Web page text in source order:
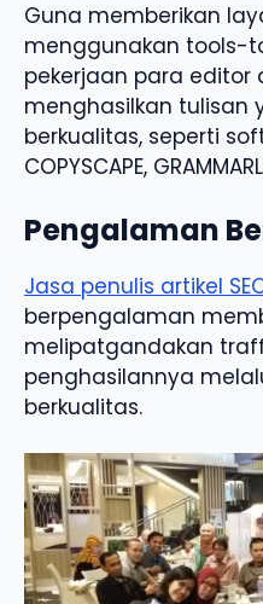
Guna memberikan
menggunakan tools-
pekerjaan para editor
menghasilkan tulisan
berkualitas, seperti
COPYSCAPE,
Pengalaman
Jasa penulis artikel
berpengalaman
melipatgandakan
penghasilannya
berkualitas.